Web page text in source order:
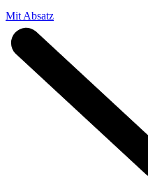
Mit Absatz